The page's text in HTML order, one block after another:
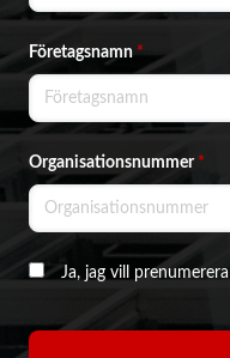
Företagsnamn*
Organisationsnummer *
Ja, jag vill